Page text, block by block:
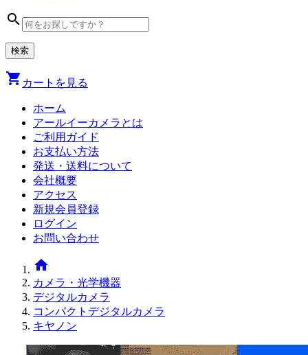
search
shopping_cart カートを見る
ホーム
アールイーカメラとは
ご利用ガイド
お支払い方法
発送・送料について
会社概要
アクセス
新規会員登録
ログイン
お問い合わせ
home
カメラ・光学機器
デジタルカメラ
コンパクトデジタルカメラ
キヤノン